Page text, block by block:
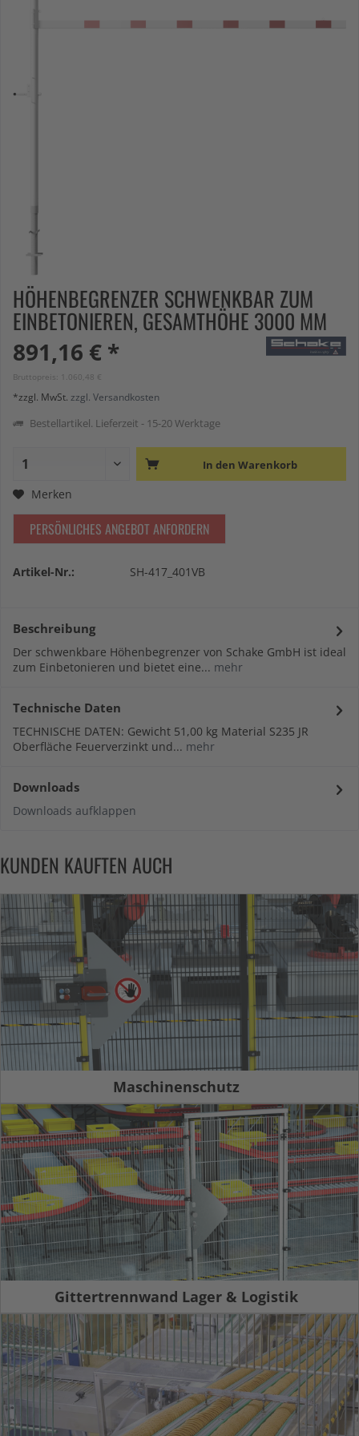
HÖHENBEGRENZER SCHWENKBAR ZUM
EINBETONIEREN, GESAMTHÖHE 3000 MM
891,16 € *
Bruttopreis: 1.060,48 €
*zzgl. MwSt. zzgl. Versandkosten
Bestellartikel. Lieferzeit - 15-20 Werktage
In den Warenkorb
Merken
PERSÖNLICHES ANGEBOT ANFORDERN
Artikel-Nr.: SH-417_401VB
Beschreibung
Der schwenkbare Höhenbegrenzer von Schake GmbH ist ideal
zum Einbetonieren und bietet eine... mehr
Technische Daten
TECHNISCHE DATEN: Gewicht 51,00 kg Material S235 JR
Oberfläche Feuerverzinkt und... mehr
Downloads
Downloads aufklappen
KUNDEN KAUFTEN AUCH
Maschinenschutz
Gittertrennwand Lager & Logistik